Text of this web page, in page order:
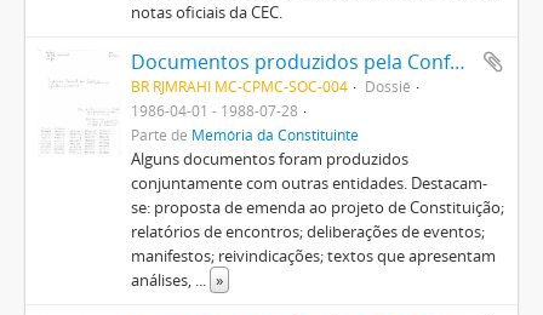
notas oficiais da CEC.
Documentos produzidos pela Confederação Nacional dos Trabalhadores na Agricultura (CONTAG)
BR RJMRAHI MC-CPMC-SOC-004
Dossiê
1986-04-01 - 1988-07-28
Parte de Memória da Constituinte
Alguns documentos foram produzidos
conjuntamente com outras entidades. Destacam-
se: proposta de emenda ao projeto de Constituição;
relatórios de encontros; deliberações de eventos;
manifestos; reivindicações; textos que apresentam
análises, ... »